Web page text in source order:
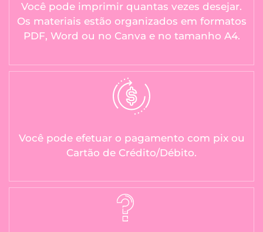
Você pode imprimir quantas vezes desejar.
Os materiais estão organizados em formatos
PDF, Word ou no Canva e no tamanho A4.
Você pode efetuar o pagamento com pix ou
Cartão de Crédito/Débito.